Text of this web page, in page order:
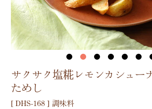
サクサク塩糀レモンカシュー
ためし
[ DHS-168] 調味料